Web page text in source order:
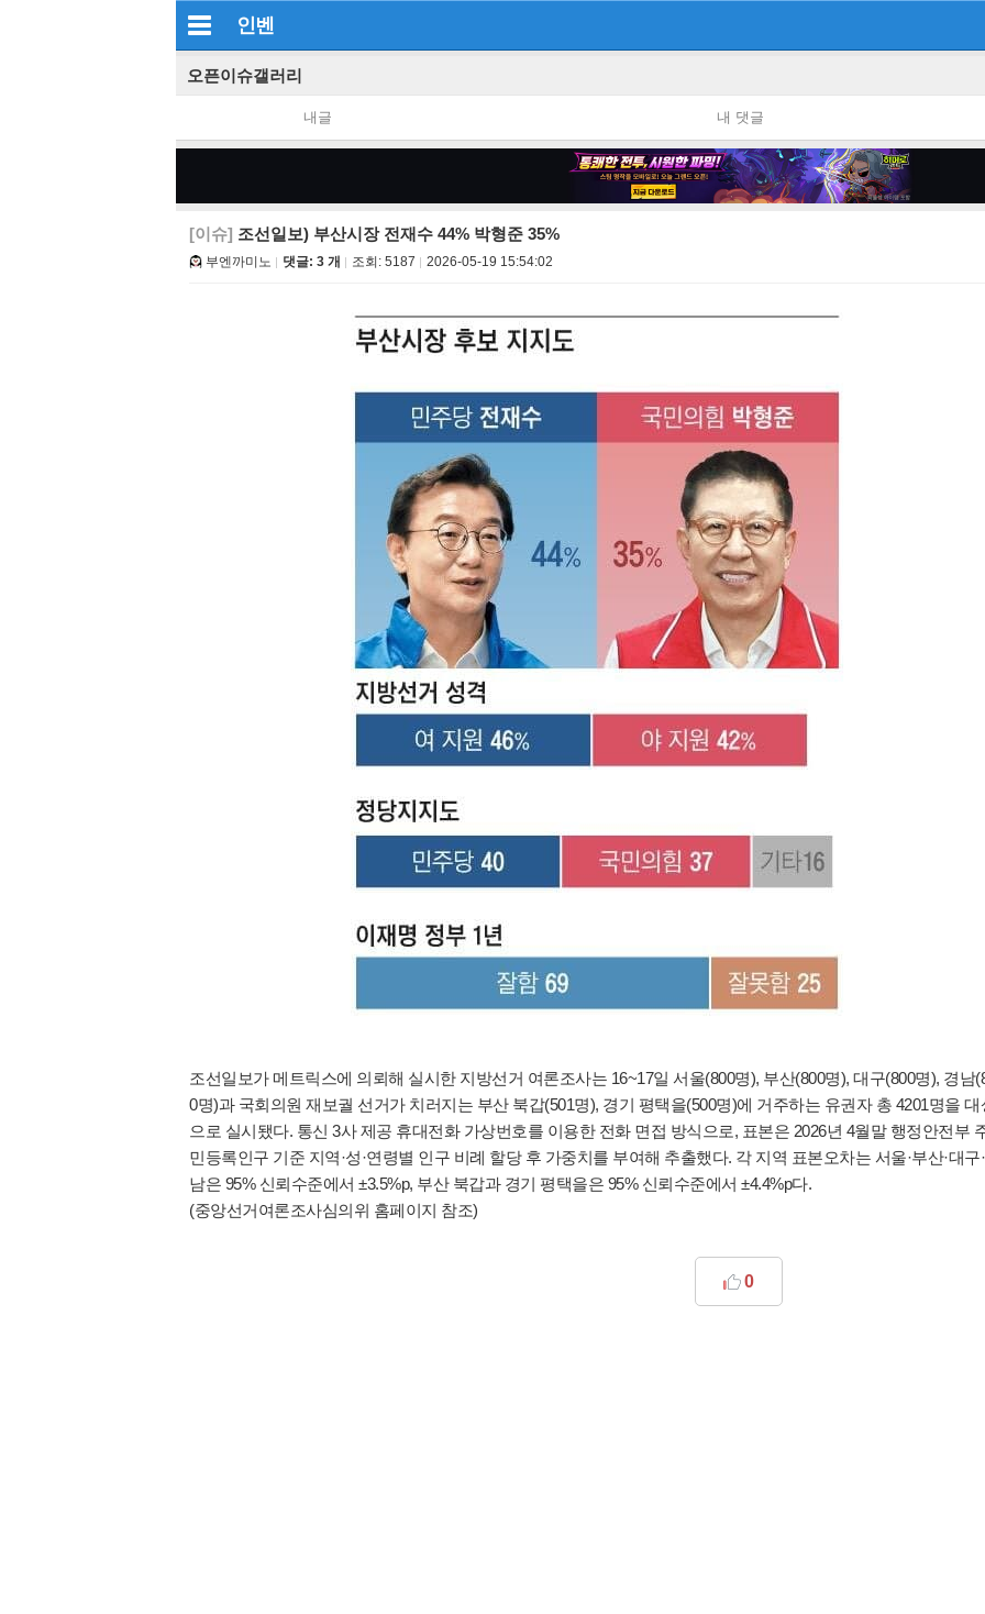
인벤
오픈이슈갤러리
내글 내 댓글
[이슈] 조선일보) 부산시장 전재수 44% 박형준 35%
부엔까미노 댓글: 3 개 조회: 5187 2026-05-19 15:54:02
조선일보가 메트릭스에 의뢰해 실시한 지방선거 여론조사는 16~17일 서울(800명), 부산(800명), 대구(800명), 경남
0명)과 국회의원 재보궐 선거가 치러지는 부산 북갑(501명), 경기 평택을(500명)에 거주하는 유권자 총 4201명을 대
으로 실시됐다. 통신 3사 제공 휴대전화 가상번호를 이용한 전화 면접 방식으로, 표본은 2026년 4월말 행정안전부
민등록인구 기준 지역·성·연령별 인구 비례 할당 후 가중치를 부여해 추출했다. 각 지역 표본오차는 서울·부산·대구
남은 95% 신뢰수준에서 ±3.5%p, 부산 북갑과 경기 평택을은 95% 신뢰수준에서 ±4.4%p다.
(중앙선거여론조사심의위 홈페이지 참조)
0